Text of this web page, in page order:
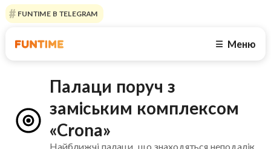
FUNTIME В TELEGRAM
☰ Меню
Палаци поруч з
заміським комплексом
«Crona»
Найближчі палаци, що знаходяться неподалік